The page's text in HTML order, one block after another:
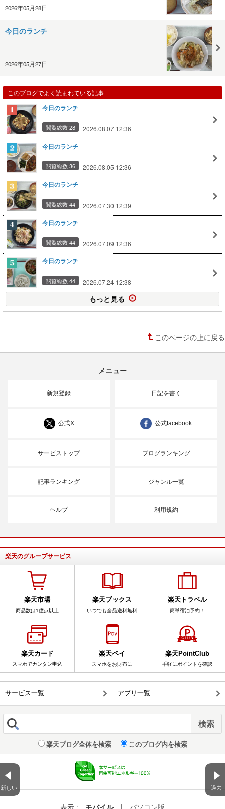
新しい 過去
2026年05月28日
今日のランチ
2026年05月27日
このブログでよく読まれている記事
今日のランチ
閲覧総数 28 2026.08.07 12:36
今日のランチ
閲覧総数 36 2026.08.05 12:36
今日のランチ
閲覧総数 44 2026.07.30 12:39
今日のランチ
閲覧総数 44 2026.07.09 12:36
今日のランチ
閲覧総数 44 2026.07.24 12:38
もっと見る
このページの上に戻る
メニュー
新規登録 日記を書く
公式X 公式facebook
サービストップ ブログランキング
記事ランキング ジャンル一覧
ヘルプ 利用規約
楽天のグループサービス
楽天市場
商品数は1億点以上
楽天ブックス
いつでも全品送料無料
楽天トラベル
簡単宿泊予約！
楽天カード
スマホでカンタン申込
楽天ペイ
スマホをお財布に
楽天PointClub
手軽にポイントを確認
サービス一覧 アプリ一覧
楽天ブログ全体を検索 このブログ内を検索